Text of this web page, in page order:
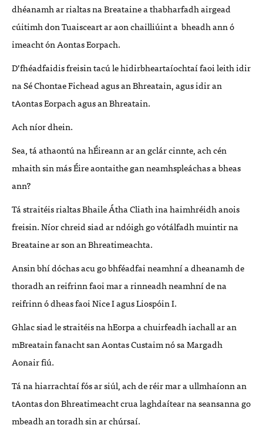
dhéanamh ar rialtas na Breataine a thabharfadh airgead
cúitimh don Tuaisceart ar aon chailliúint a bheadh ann ó
imeacht ón Aontas Eorpach.
D’fhéadfaidis freisin tacú le hidirbheartaíochtaí faoi leith idir
na Sé Chontae Fichead agus an Bhreatain, agus idir an
tAontas Eorpach agus an Bhreatain.
Ach níor dhein.
Sea, tá athaontú na hÉireann ar an gclár cinnte, ach cén
mhaith sin más Éire aontaithe gan neamhspleáchas a bheas
ann?
Tá straitéis rialtas Bhaile Átha Cliath ina haimhréidh anois
freisin. Níor chreid siad ar ndóigh go vótálfadh muintir na
Breataine ar son an Bhreatimeachta.
Ansin bhí dóchas acu go bhféadfai neamhní a dheanamh de
thoradh an reifrinn faoi mar a rinneadh neamhní de na
reifrinn ó dheas faoi Nice I agus Liospóin I.
Ghlac siad le straitéis na hEorpa a chuirfeadh iachall ar an
mBreatain fanacht san Aontas Custaim nó sa Margadh
Aonair fiú.
Tá na hiarrachtaí fós ar siúl, ach de réir mar a ullmhaíonn an
tAontas don Bhreatimeacht crua laghdaítear na seansanna go
mbeadh an toradh sin ar chúrsaí.